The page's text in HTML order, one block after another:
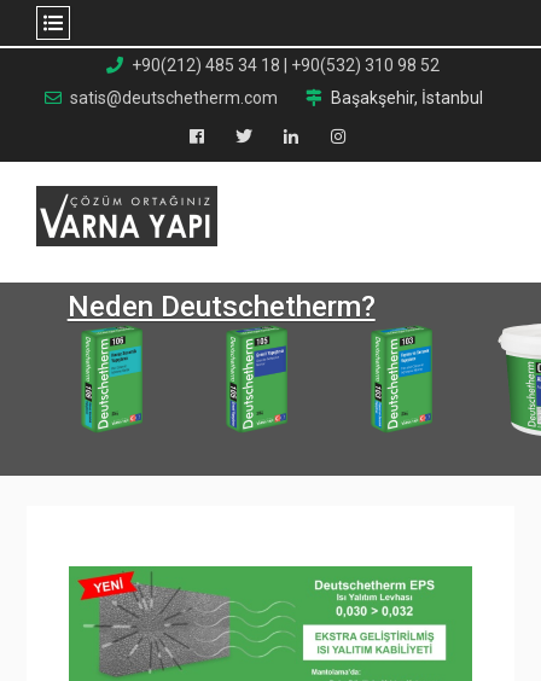
+90(212) 485 34 18 | +90(532) 310 98 52
satis@deutschetherm.com
Başakşehir, İstanbul
Facebook
TwitterLinkedinInstagram
Neden Deutschetherm?